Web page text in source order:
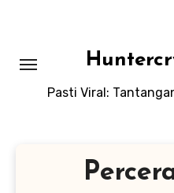
Pasti Viral: